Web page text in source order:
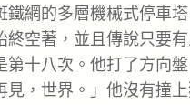
鐵網的多層機械式停車
終空著，並且傳說只要
第十八次。他打了方向
見，世界。」他沒有撞